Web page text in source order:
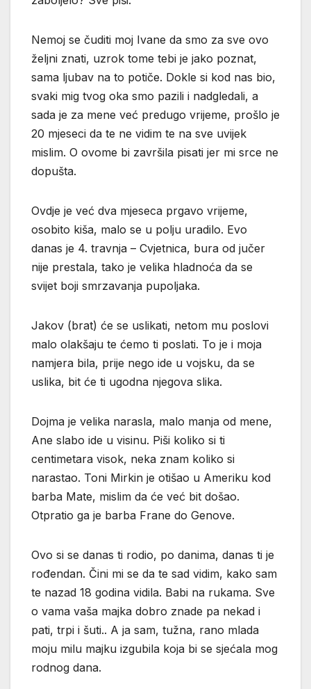
Nemoj se čuditi moj Ivane da smo za sve ovo
željni znati, uzrok tome tebi je jako poznat,
sama ljubav na to potiče. Dokle si kod nas bio,
svaki mig tvog oka smo pazili i nadgledali, a
sada je za mene već predugo vrijeme, prošlo je
20 mjeseci da te ne vidim te na sve uvijek
mislim. O ovome bi završila pisati jer mi srce ne
dopušta.
Ovdje je već dva mjeseca prgavo vrijeme,
osobito kiša, malo se u polju uradilo. Evo
danas je 4. travnja – Cvjetnica, bura od jučer
nije prestala, tako je velika hladnoća da se
svijet boji smrzavanja pupoljaka.
Jakov (brat) će se uslikati, netom mu poslovi
malo olakšaju te ćemo ti poslati. To je i moja
namjera bila, prije nego ide u vojsku, da se
uslika, bit će ti ugodna njegova slika.
Dojma je velika narasla, malo manja od mene,
Ane slabo ide u visinu. Piši koliko si ti
centimetara visok, neka znam koliko si
narastao. Toni Mirkin je otišao u Ameriku kod
barba Mate, mislim da će već bit došao.
Otpratio ga je barba Frane do Genove.
Ovo si se danas ti rodio, po danima, danas ti je
rođendan. Čini mi se da te sad vidim, kako sam
te nazad 18 godina vidila. Babi na rukama. Sve
o vama vaša majka dobro znade pa nekad i
pati, trpi i šuti.. A ja sam, tužna, rano mlada
moju milu majku izgubila koja bi se sjećala mog
rodnog dana.